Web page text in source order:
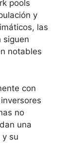
pools
y
las
siguen
notables
con
no
una
su